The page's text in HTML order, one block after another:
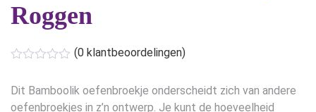
Hoe begin ik?
Roggen
(0 klantbeoordelingen)
Dit Bamboolik oefenbroekje onderscheidt zich van andere
oefenbroekjes in z’n ontwerp. Je kunt de hoeveelheid